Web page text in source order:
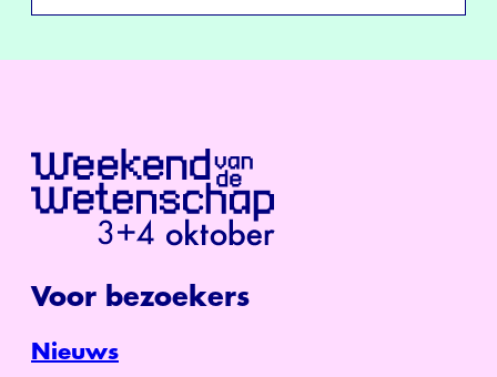
Voor bezoekers
Nieuws